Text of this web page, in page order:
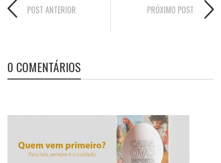
POST ANTERIOR PRÓXIMO POST
0 COMENTÁRIOS